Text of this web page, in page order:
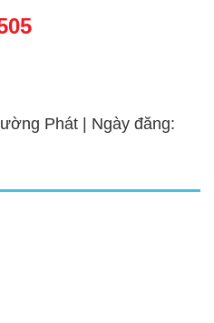
Phát | Ngày đăng: